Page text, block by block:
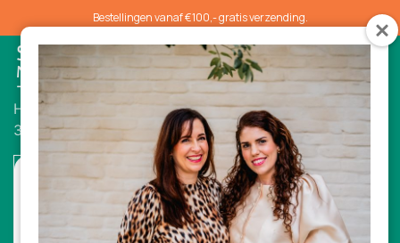
Bestellingen vanaf €100,- gratis verzending.
0
Home/ Hydratatie
/ Barrio Pro Wound & Scar Care
30ml